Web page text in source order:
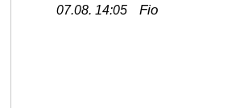
07.08. 14:05 Fio